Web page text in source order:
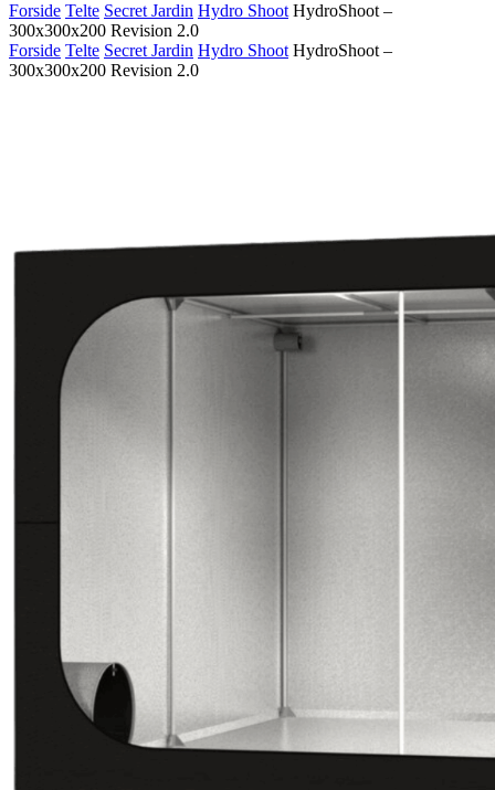
Forside Telte Secret Jardin Hydro Shoot HydroShoot –
300x300x200 Revision 2.0
Forside Telte Secret Jardin Hydro Shoot HydroShoot –
300x300x200 Revision 2.0